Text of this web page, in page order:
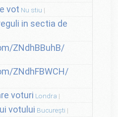
vot Nu stiu
in sectia de
ZNdhBBuhB/
ZNdhFBWCH/
voturi Londra
votului București